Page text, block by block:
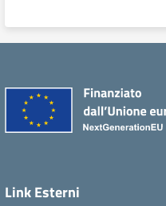
Link Esterni